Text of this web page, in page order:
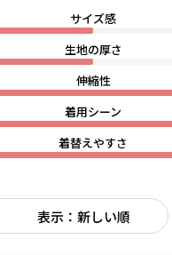
サイズ感
生地の厚さ
伸縮性
着用シーン
着替えやすさ
表示：新しい順